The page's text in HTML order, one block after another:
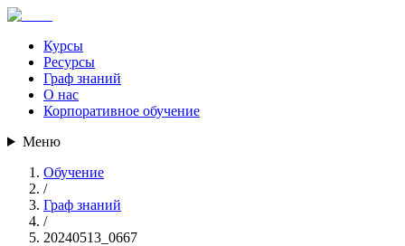
Курсы
Ресурсы
Граф знаний
О нас
Корпоративное обучение
Меню
Обучение
/
Граф знаний
/
20240513_0667